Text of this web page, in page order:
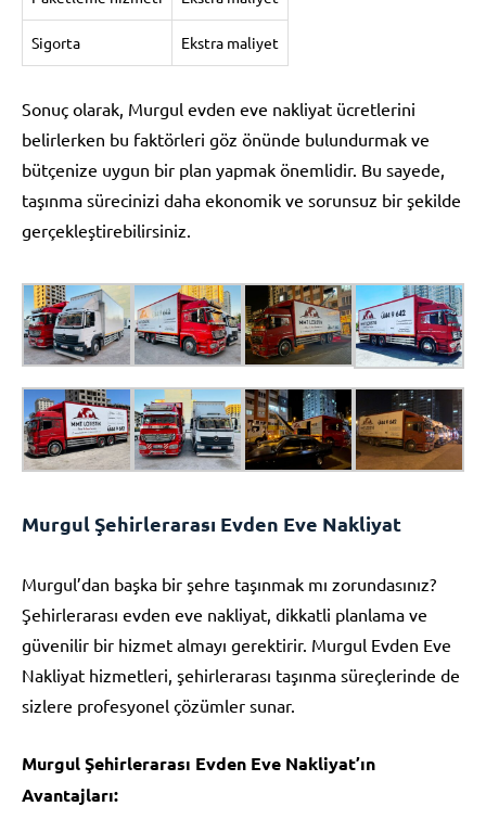
Sigorta Ekstra maliyet
Sonuç olarak, Murgul evden eve nakliyat ücretlerini
belirlerken bu faktörleri göz önünde bulundurmak ve
bütçenize uygun bir plan yapmak önemlidir. Bu sayede,
taşınma sürecinizi daha ekonomik ve sorunsuz bir şekilde
gerçekleştirebilirsiniz.
Murgul Şehirlerarası Evden Eve Nakliyat
Murgul’dan başka bir şehre taşınmak mı zorundasınız?
Şehirlerarası evden eve nakliyat, dikkatli planlama ve
güvenilir bir hizmet almayı gerektirir. Murgul Evden Eve
Nakliyat hizmetleri, şehirlerarası taşınma süreçlerinde de
sizlere profesyonel çözümler sunar.
Murgul Şehirlerarası Evden Eve Nakliyat’ın
Avantajları: